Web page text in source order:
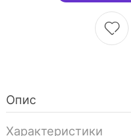
Опис
Характеристики